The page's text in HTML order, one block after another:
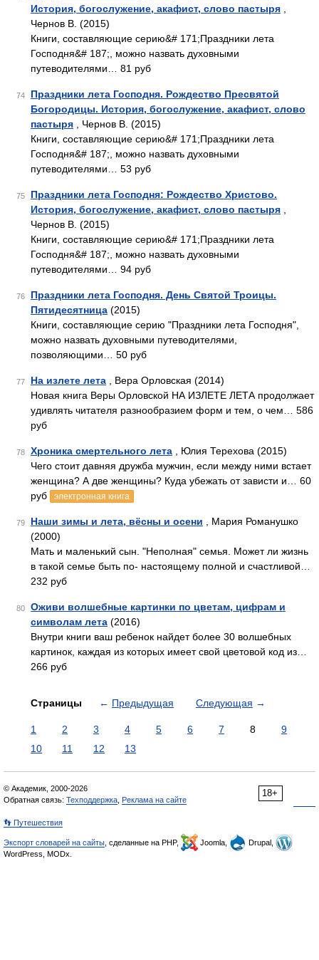
История, богослужение, акафист, слово пастыря
Чернов В. (2015)
Книги, составляющие серию&# 171;Праздники лета
Господня&# 187;, можно назвать духовными
путеводителями… 81 руб
74
Праздники лета Господня. Рождество Пресвятой
Богородицы. История, богослужение, акафист, слово
пастыря , Чернов В. (2015)
Книги, составляющие серию&# 171;Праздники лета
Господня&# 187;, можно назвать духовными
путеводителями… 53 руб
75
Праздники лета Господня: Рождество Христово.
История, богослужение, акафист, слово пастыря
Чернов В. (2015)
Книги, составляющие серию&# 171;Праздники лета
Господня&# 187;, можно назвать духовными
путеводителями… 94 руб
76
Праздники лета Господня. День Святой Троицы.
Пятидесятница (2015)
Книги, составляющие серию "Праздники лета Господня",
можно назвать духовными путеводителями,
позволяющими… 50 руб
77 На излете лета , Вера Орловская (2014)
Новая книга Веры Орловской НА ИЗЛЕТЕ ЛЕТА продолжает
удивлять читателя разнообразием форм и тем, о чем… 586
руб
78 Хроника смертельного лета , Юлия Терехова (2015)
Чего стоит давняя дружба мужчин, если между ними встает
женщина? А две женщины? Куда убежать от зависти и… 60
руб
электронная книга
79 Наши зимы и лета, вёсны и осени , Мария Романушко
(2000)
Мать и маленький сын. "Неполная" семья. Может ли жизнь
в такой семье быть по- настоящему полной и счастливой…
232 руб
80
Оживи волшебные картинки по цветам, цифрам и
символам лета (2016)
Внутри книги ваш ребенок найдет более 30 волшебных
картинок, каждая из которых имеет свой цветовой код из…
266 руб
Страницы ← Предыдущая Следующая →
1 2 3 4 5 6 7 8
9
10
11 12 13
18+
© Академик, 2000-2026
Обратная связь: Техподдержка Реклама на сайте
👣 Путешествия
Экспорт словарей на сайты , сделанные на PHP, Joomla,
Drupal,
WordPress, MODx.